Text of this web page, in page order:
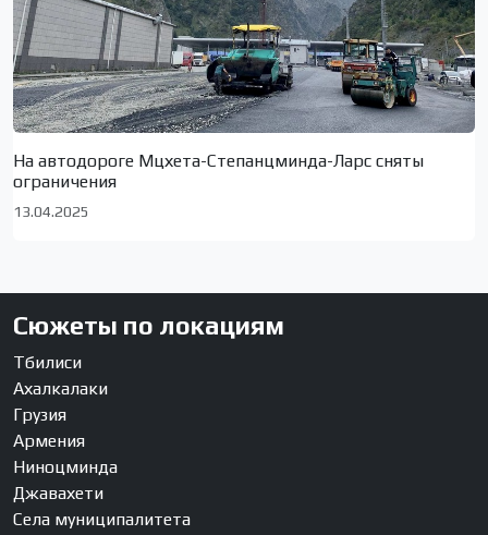
На автодороге Мцхета-Степанцминда-Ларс сняты
ограничения
13.04.2025
Сюжеты по локациям
Тбилиси
Ахалкалаки
Грузия
Армения
Ниноцминда
Джавахети
Села муниципалитета